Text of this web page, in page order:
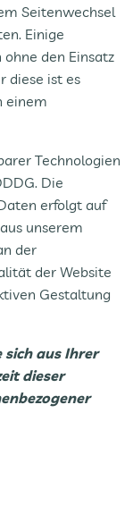
Seitenwechsel
Einige
den Einsatz
diese ist es
einem
Technologien
Die
erfolgt auf
unserem
der
der Website
Gestaltung
sich aus Ihrer
dieser